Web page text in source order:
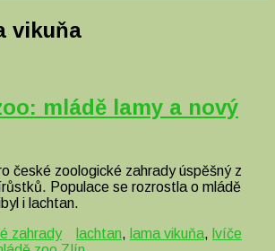
vikuňa
mládě lamy a nový
české zoologické zahrady úspěšný z
Populace se rozrostla o mládě
i lachtan.
zahrady lachtan, lama vikuňa, lvíče